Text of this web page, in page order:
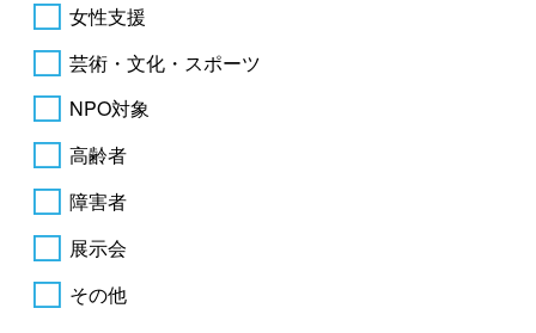
女性支援
芸術・文化・スポーツ
NPO対象
高齢者
障害者
展示会
その他